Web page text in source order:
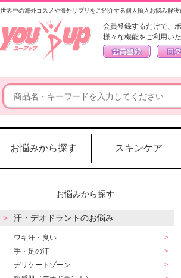
世界中の海外コスメや海外サプリをご紹介する個人輸入お悩み解決
会員登録するだけで、
様々な機能をご利用いた
お悩みから探す スキンケア
お悩みから探す
汗・デオドラントのお悩み
ワキ汗・臭い
手・足の汗
デリケートゾーン